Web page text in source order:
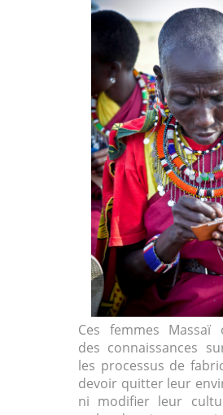
Ces femmes Massaï
des connaissances
les processus de
devoir quitter leur
ni modifier leur